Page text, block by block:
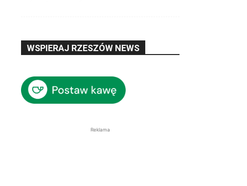
WSPIERAJ RZESZÓW NEWS
Reklama